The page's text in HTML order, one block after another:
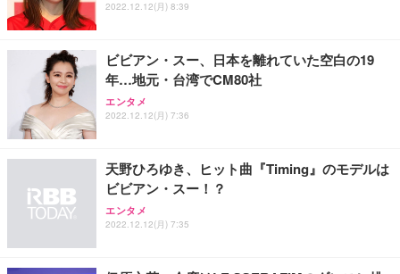
2022.12.12(月) 8:39
ビビアン・スー、日本を離れていた空白の19
年…地元・台湾でCM80社
エンタメ
2022.12.12(月) 7:36
天野ひろゆき、ヒット曲『Timing』のモデルは
ビビアン・スー！？
エンタメ
2022.12.12(月) 7:35